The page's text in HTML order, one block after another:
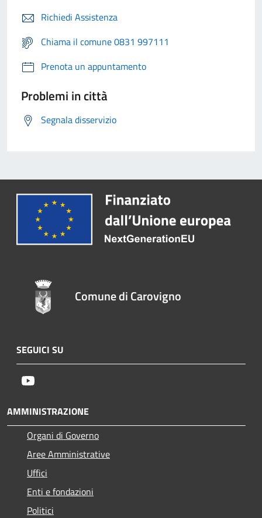
Richiedi Assistenza
Chiama il comune 0831 997111
Prenota un appuntamento
Problemi in città
Segnala disservizio
Comune di Carovigno
SEGUICI SU
AMMINISTRAZIONE
Organi di Governo
Aree Amministrative
Uffici
Enti e fondazioni
Politici